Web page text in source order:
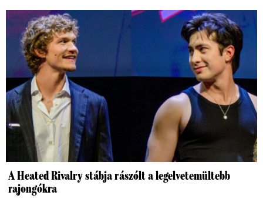
A Heated Rivalry stábja rászólt a legelvetemültebb
rajongókra